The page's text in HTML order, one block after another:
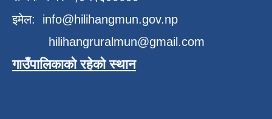
इमेल: info@hilihangmun.gov.np
hilihangruralmun@gmail.com
गाउँपालिकाको रहेको स्थान